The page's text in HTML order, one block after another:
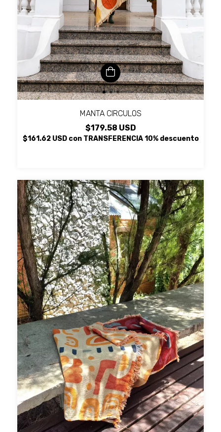
MANTA CIRCULOS
$179.58 USD
$161.62 USD con TRANSFERENCIA 10% descuento